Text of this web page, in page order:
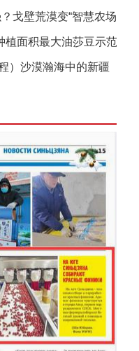
菲亚·库尔班：让
组图）
美景如画
戈壁荒漠变“智慧农场
植面积最大油莎豆示范
）沙漠瀚海中的新疆